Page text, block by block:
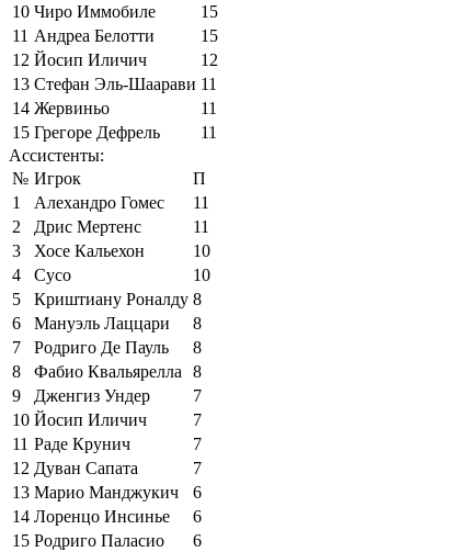
10 Чиро Иммобиле
15
11 Андреа Белотти
15
12 Йосип Иличич
12
13 Стефан Эль-Шаарави 11
14 Жервиньо
11
15 Грегоре Дефрель
11
Ассистенты:
№ Игрок
П
1
Алехандро Гомес
11
2
Дрис Мертенс
11
3
Хосе Кальехон
10
4
Сусо
10
5
Криштиану Роналду 8
6
Мануэль Лаццари
8
7
Родриго Де Пауль
8
8
Фабио Квальярелла
8
9
Дженгиз Ундер
7
10 Йосип Иличич
7
11 Раде Крунич
7
12 Дуван Сапата
7
13 Марио Манджукич
6
14 Лоренцо Инсинье
6
15 Родриго Паласио
6